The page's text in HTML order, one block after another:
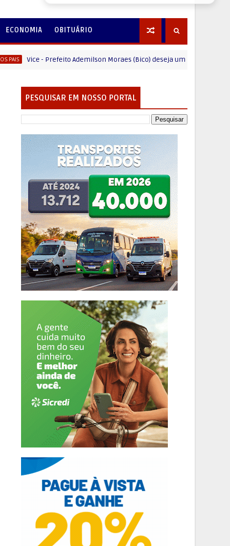
ECONOMIA OBITUÁRIO
Vice - Prefeito Ademilson Moraes (Bico) deseja um Feliz dia dos Pais
PESQUISAR EM NOSSO PORTAL